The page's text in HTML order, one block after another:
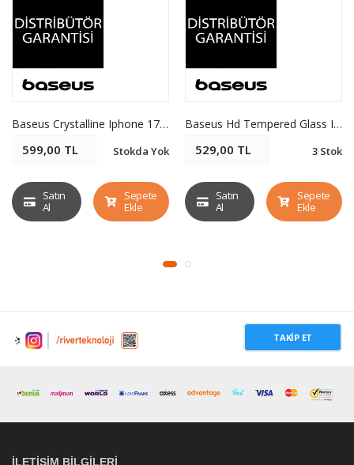
Baseus Crystalline Iphone 17 Pro Max Prıvacy Hd Temperli Cam Ekran Koruyucu
599,00 TL Stokda Yok
Satın
Al
Sepete
Ekle
Baseus Hd Tempered Glass Ip 16 Pro Crystal Tam Kaplama Hd Ekran Koruyucu
529,00 TL 3 Stok
Satın
Al
Sepete
Ekle
TAKIP ET
İLETIŞIM BILGILERI